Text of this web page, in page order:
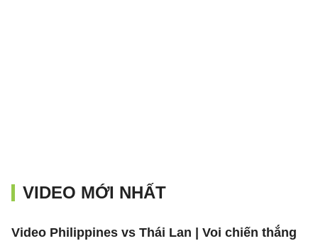
VIDEO MỚI NHẤT
Video Philippines vs Thái Lan | Voi chiến thắng